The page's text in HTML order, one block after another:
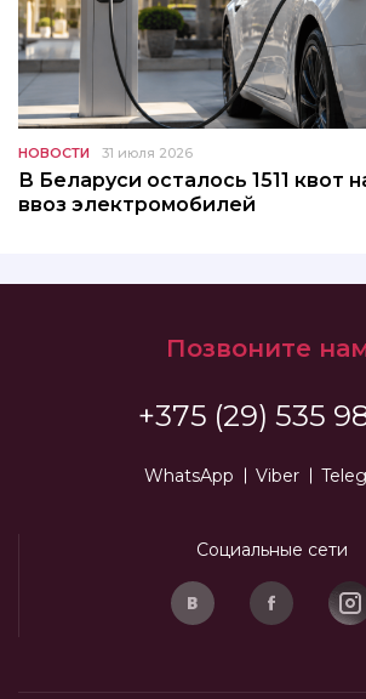
НОВОСТИ 31 июля 2026
В Беларуси осталось 1511 квот
ввоз электромобилей
Позвоните
+375 (29) 535
WhatsApp Viber
Социальные сети